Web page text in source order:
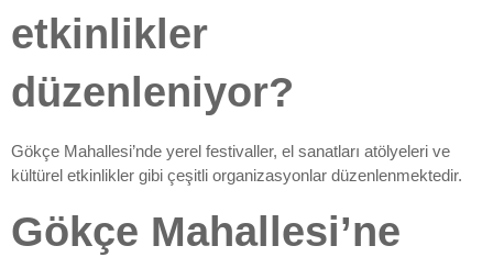
etkinlikler
düzenleniyor?
Gökçe Mahallesi’nde yerel festivaller, el sanatları atölyeleri ve
kültürel etkinlikler gibi çeşitli organizasyonlar düzenlenmektedir.
Gökçe Mahallesi’ne